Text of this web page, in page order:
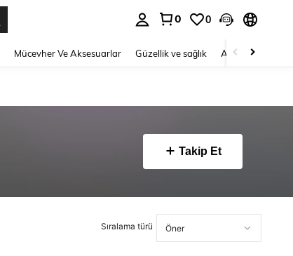
0 0
Mücevher Ve Aksesuarlar Güzellik ve sağlık Ayakkabı
Takip Et
Sıralama türü